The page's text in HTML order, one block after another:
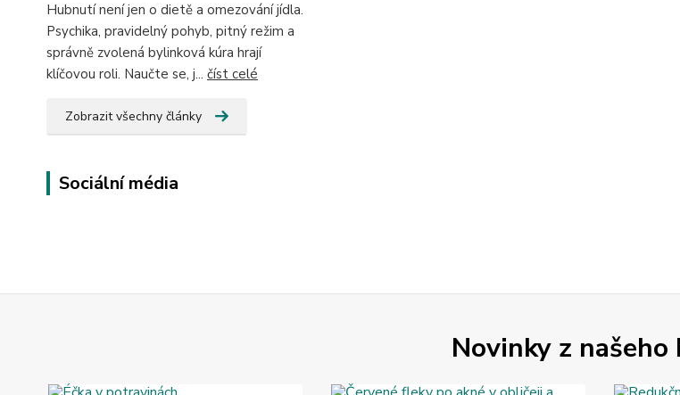
Hubnutí není jen o dietě a omezování jídla.
Psychika, pravidelný pohyb, pitný režim a
správně zvolená bylinková kúra hrají
klíčovou roli. Naučte se, j... číst celé
Zobrazit všechny články
Sociální média
Novinky z našeho